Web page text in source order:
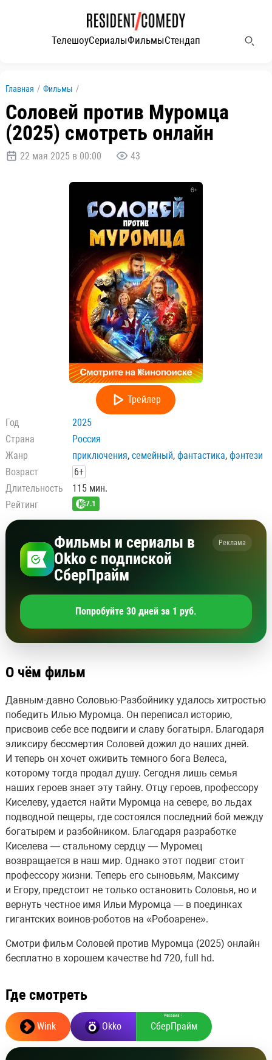
ТелешоуСериалыФильмыСтендап
Главная / Фильмы /
Соловей против Муромца
(2025) смотреть онлайн
22 мая 2025 в 00:00 43
Трейлер
Год
2025
Страна
Россия
Жанр
приключения, семейный, фантастика, фэнтези
Возраст
6+
Длительность
115 мин.
Рейтинг
7.1
Фильмы и сериалы в
Okko с подпиской
СберПрайм
Реклама
Попробуйте 30 дней за 1 руб.
О чём фильм
Давным-давно Соловью-Разбойнику удалось хитростью
победить Илью Муромца. Он переписал историю,
присвоив себе все подвиги и славу богатыря. Благодаря
эликсиру бессмертия Соловей дожил до наших дней.
И теперь он хочет оживить темного бога Велеса,
которому тогда продал душу. Сегодня лишь семья
наших героев знает эту тайну. Отцу героев, профессору
Киселеву, удается найти Муромца на севере, во льдах
подводной пещеры, где состоялся последний бой между
богатырем и разбойником. Благодаря разработке
Киселева — стальному сердцу — Муромец
возвращается в наш мир. Однако этот подвиг стоит
профессору жизни. Теперь его сыновьям, Максиму
и Егору, предстоит не только остановить Соловья, но и
вернуть честное имя Ильи Муромца — в поединках
гигантских воинов-роботов на «Робоарене».
Смотри фильм Соловей против Муромца (2025) онлайн
бесплатно в хорошем качестве hd 720, full hd.
Где смотреть
Wink Okko
Реклама ⋮
СберПрайм